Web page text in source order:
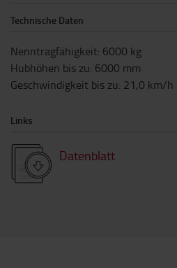
Technische Daten
Nenntragfähigkeit: 6000 kg
Hubhöhen bis zu: 6000 mm
Geschwindigkeit bis zu: 21,0 km/h
Links
Datenblatt